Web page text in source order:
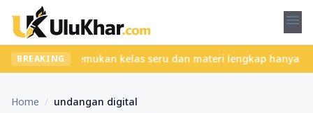
menu
BREAKING
ribet? Temukan kelas seru dan materi lengkap hanya di
Home / undangan digital